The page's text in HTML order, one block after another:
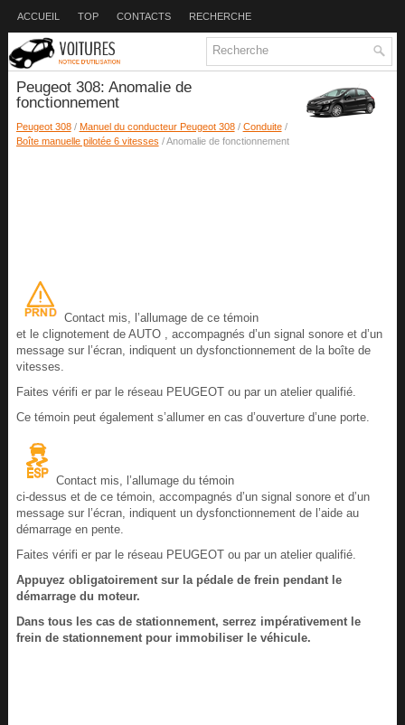
ACCUEIL TOP CONTACTS RECHERCHE
Peugeot 308: Anomalie de
fonctionnement
Peugeot 308/ Manuel du conducteur Peugeot 308/ Conduite/
Boîte manuelle pilotée 6 vitesses / Anomalie de fonctionnement
Contact mis, l’allumage de ce témoin
et le clignotement de AUTO , accompagnés d’un signal sonore et d’un
message sur l’écran, indiquent un dysfonctionnement de la boîte de
vitesses.
Faites vérifi er par le réseau PEUGEOT ou par un atelier qualifié.
Ce témoin peut également s’allumer en cas d’ouverture d’une porte.
Contact mis, l’allumage du témoin
ci-dessus et de ce témoin, accompagnés d’un signal sonore et d’un
message sur l’écran, indiquent un dysfonctionnement de l’aide au
démarrage en pente.
Faites vérifi er par le réseau PEUGEOT ou par un atelier qualifié.
Appuyez obligatoirement sur la pédale de frein pendant le
démarrage du moteur.
Dans tous les cas de stationnement, serrez impérativement le
frein de stationnement pour immobiliser le véhicule.